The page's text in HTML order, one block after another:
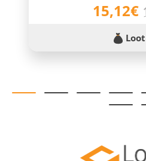
15,12€